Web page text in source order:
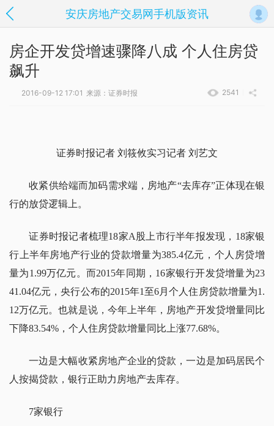
安庆房地产交易网手机版资讯
房企开发贷增速骤降八成 个人住房贷
飙升
2541
2016-09-12 17:01 来源：证券时报
证券时报记者 刘筱攸实习记者 刘艺文
收紧供给端而加码需求端，房地产“去库存”正体现在银
行的放贷逻辑上。
证券时报记者梳理18家A股上市行半年报发现，18家银
行上半年房地产行业的贷款增量为385.4亿元，个人房贷增
量为1.99万亿元。而2015年同期，16家银行开发贷增量为23
41.04亿元，央行公布的2015年1至6月个人住房贷款增量为1.
12万亿元。也就是说，今年上半年，房地产开发贷增量同比
下降83.54%，个人住房贷款增量同比上涨77.68%。
一边是大幅收紧房地产企业的贷款，一边是加码居民个
人按揭贷款，银行正助力房地产去库存。
7家银行